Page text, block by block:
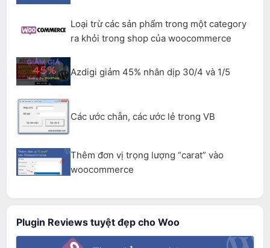
Loại trừ các sản phẩm trong một category
ra khỏi trong shop của woocommerce
Azdigi giảm 45% nhân dịp 30/4 và 1/5
Các ước chẵn, các ước lẻ trong VB
Thêm đơn vị trọng lượng “carat” vào
woocommerce
Plugin Reviews tuyệt đẹp cho Woo